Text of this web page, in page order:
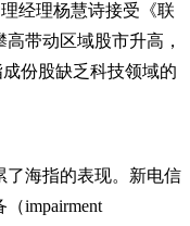
经理杨慧诗接受《联
带动区域股市升高，
份股缺乏科技领域的
了海指的表现。新电信
impairment